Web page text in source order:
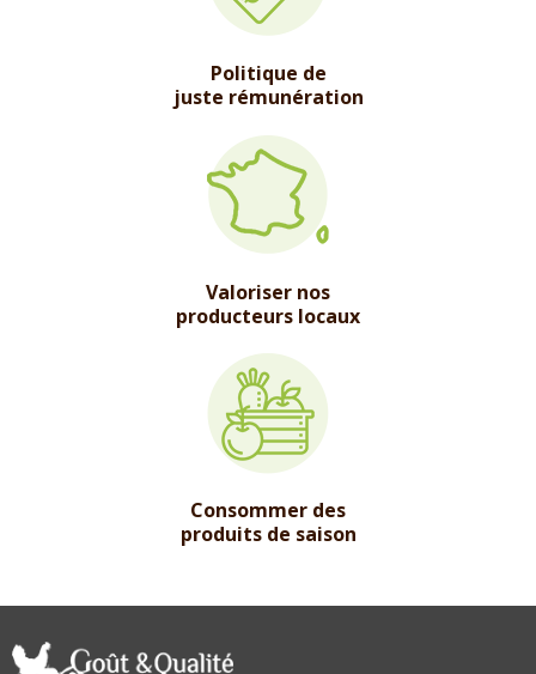
Politique de
juste rémunération
Valoriser nos
producteurs locaux
Consommer des
produits de saison